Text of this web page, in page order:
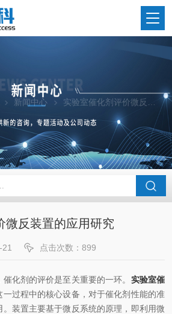
新闻中心 实验室催化剂评价微反装置的应用研究
微反装置的应用研究
点击次数：899
剂的评价是至关重要的一环。 实验室催
一过程中的核心设备，对于催化剂性能的准
装置主要基于微反系统的原理，即利用微